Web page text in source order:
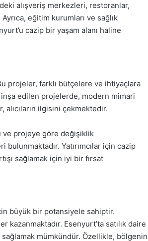
alışveriş merkezleri, restoranlar,
eğitim kurumları ve sağlık
cazip bir yaşam alanı haline
projeler, farklı bütçelere ve ihtiyaçlara
edilen projelerde, modern mimari
alıcıların ilgisini çekmektedir.
ve projeye göre değişiklik
Yatırımcılar için cazip
sağlamak için iyi bir fırsat
büyük bir potansiyele sahiptir.
Esenyurt’ta satılık daire
sağlamak mümkündür. Özellikle, bölgenin